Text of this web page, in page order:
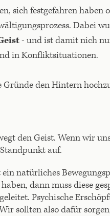
sich festgefahren
Dabei
- und ist damit nich
in Konfliktsituationen.
Gründe den Hintern
den Geist. Wenn wir
auf.
natürliches
dann muss diese
Psychische
sollten also dafür